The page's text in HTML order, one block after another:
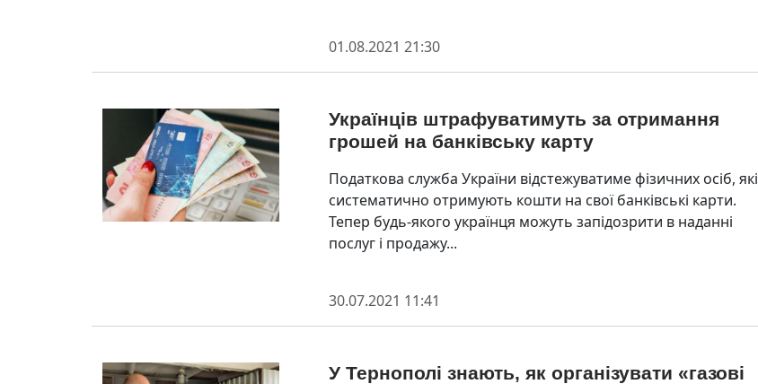
01.08.2021 21:30
Українців штрафуватимуть за отримання
грошей на банківську карту
Податкова служба України відстежуватиме фізичних осіб, які
систематично отримують кошти на свої банківські карти.
Тепер будь-якого українця можуть запідозрити в наданні
послуг і продажу...
30.07.2021 11:41
У Тернополі знають, як організувати «газові